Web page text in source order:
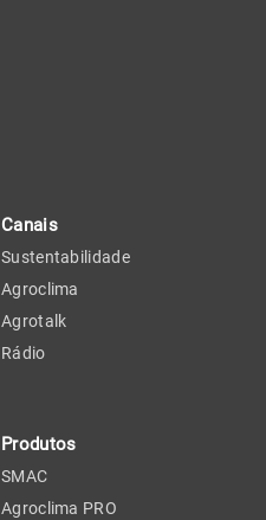
Canais
Sustentabilidade
Agroclima
Agrotalk
Rádio
Produtos
SMAC
Agroclima PRO